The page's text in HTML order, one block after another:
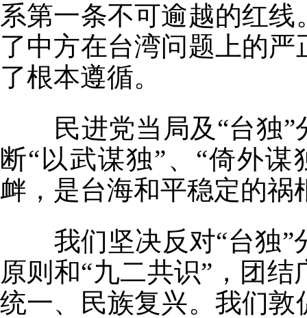
系第一条不可逾越的红
了中方在台湾问题上的
了根本遵循。
民进党当局及“台独
断“以武谋独”、“倚外
衅，是台海和平稳定的祸
我们坚决反对“台独
原则和“九二共识”，团
统一、民族复兴。我们